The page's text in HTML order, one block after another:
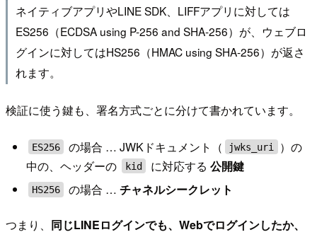
ネイティブアプリやLINE SDK、LIFFアプリに対しては
ES256（ECDSA using P-256 and SHA-256）が、ウェブロ
グインに対してはHS256（HMAC using SHA-256）が返さ
れます。
検証に使う鍵も、署名方式ごとに分けて書かれています。
ES256 の場合 … JWKドキュメント（ jwks_uri
）の
中の、ヘッダーの
kid に対応する公開鍵
HS256 の場合 …チャネルシークレット
つまり、 同じLINEログインでも、Webでログインしたか、